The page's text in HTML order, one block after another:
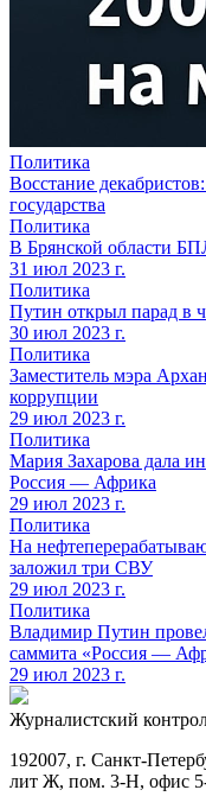
Политика
Восстание
государства
Политика
В Брянской области
31 июл 2023 г.
Политика
Путин открыл парад в
30 июл 2023 г.
Политика
Заместитель мэра
коррупции
29 июл 2023 г.
Политика
Мария Захарова дала
Россия — Африка
29 июл 2023 г.
Политика
На
заложил три СВУ
29 июл 2023 г.
Политика
Владимир Путин
саммита «Россия —
29 июл 2023 г.
Журналистский
192007, г. Санкт-
лит Ж, пом. 3-Н, офис